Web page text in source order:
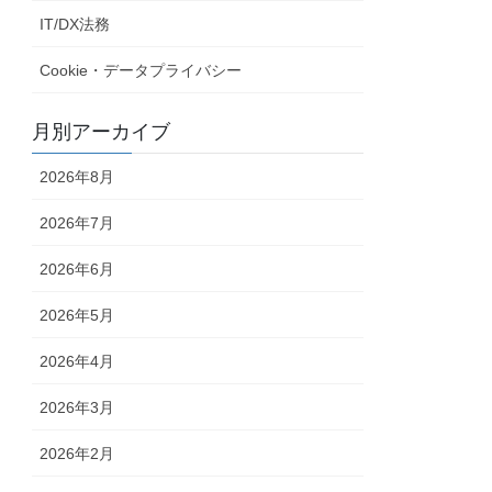
IT/DX法務
Cookie・データプライバシー
月別アーカイブ
2026年8月
2026年7月
2026年6月
2026年5月
2026年4月
2026年3月
2026年2月